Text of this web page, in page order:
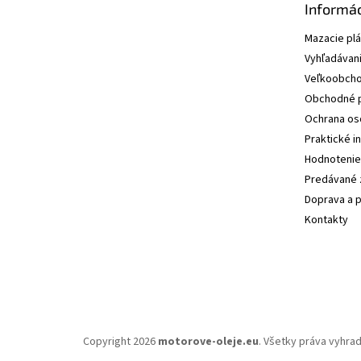
Mazacie
Obchodné
Ochrana
Praktické
Predávané
Doprava a
Kontakty
Copyright 2026 motorove-oleje.eu. Všetky práva